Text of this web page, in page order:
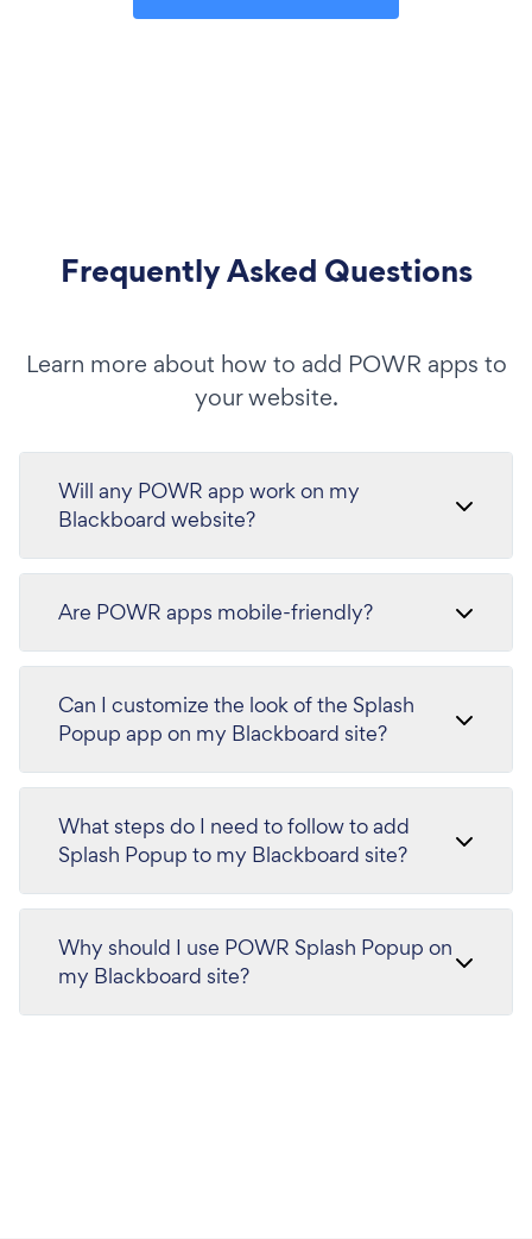
Frequently Asked Questions
Learn more about how to add POWR apps to
your website.
Will any POWR app work on my
Blackboard website?
Are POWR apps mobile-friendly?
Can I customize the look of the Splash
Popup app on my Blackboard site?
What steps do I need to follow to add
Splash Popup to my Blackboard site?
Why should I use POWR Splash Popup on
my Blackboard site?